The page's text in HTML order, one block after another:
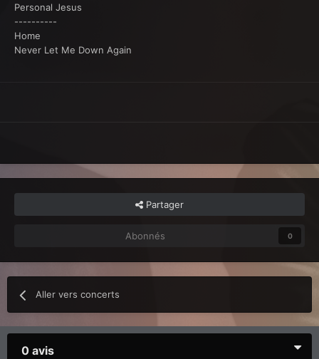
Personal Jesus
----------
Home
Never Let Me Down Again
Partager
Abonnés 0
Aller vers concerts
0 avis